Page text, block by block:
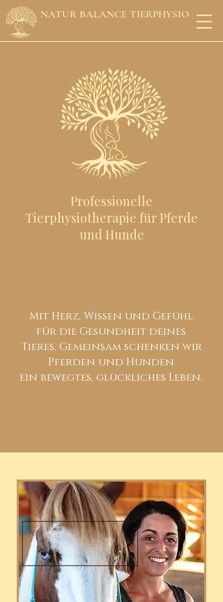
NATUR BALANCE TIERPHYSIO
Professionelle
Tierphysiotherapie für Pferde
und Hunde
Mit Herz, Wissen und Gefühl
für die Gesundheit deines
Tieres. Gemeinsam schenken wir
Pferden und Hunden
ein bewegtes, glückliches Leben.